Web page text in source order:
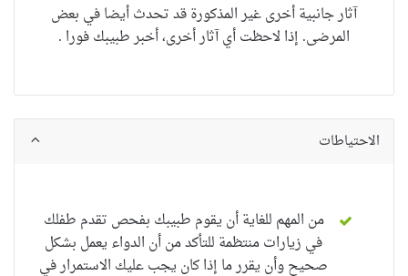
آثار جانبية أخرى غير المذكورة قد تحدث أيضا في بعض
المرضى. إذا لاحظت أي آثار أخرى، أخبر طبيبك فورا .
الاحتياطات
من المهم للغاية أن يقوم طبيبك بفحص تقدم طفلك
في زيارات منتظمة للتأكد من أن الدواء يعمل بشكل
صحيح وأن يقرر ما إذا كان يجب عليك الاستمرار في